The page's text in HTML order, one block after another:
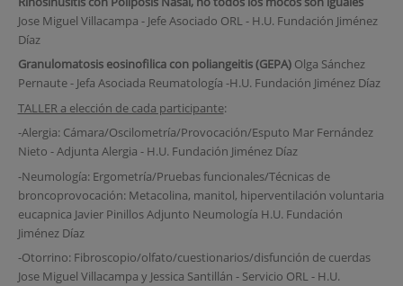
Jose Miguel Villacampa - Jefe Asociado ORL - H.U. Fundación Jiménez
Díaz
Granulomatosis eosinofilica con poliangeitis (GEPA)Olga Sánchez
Pernaute - Jefa Asociada Reumatología -H.U. Fundación Jiménez Díaz
TALLER a elección de cada participante:
-Alergia: Cámara/Oscilometría/Provocación/Esputo Mar Fernández
Nieto - Adjunta Alergia - H.U. Fundación Jiménez Díaz
-Neumología: Ergometría/Pruebas funcionales/Técnicas de
broncoprovocación: Metacolina, manitol, hiperventilación voluntaria
eucapnica Javier Pinillos Adjunto Neumología H.U. Fundación
Jiménez Díaz
-Otorrino: Fibroscopio/olfato/cuestionarios/disfunción de cuerdas
Jose Miguel Villacampa y Jessica Santillán - Servicio ORL - H.U.